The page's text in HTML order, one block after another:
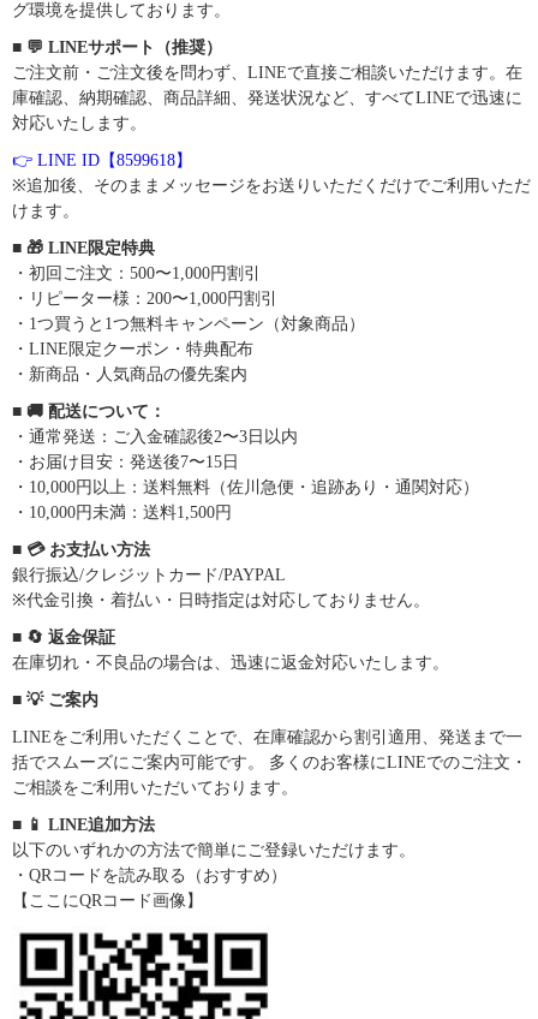
グ環境を提供しております。
■ 💬 LINEサポート（推奨）
ご注文前・ご注文後を問わず、LINEで直接ご相談いただけます。在
庫確認、納期確認、商品詳細、発送状況など、すべてLINEで迅速に
対応いたします。
👉 LINE ID【8599618】
※追加後、そのままメッセージをお送りいただくだけでご利用いただ
けます。
■ 🎁 LINE限定特典
・初回ご注文：500〜1,000円割引
・リピーター様：200〜1,000円割引
・1つ買うと1つ無料キャンペーン（対象商品）
・LINE限定クーポン・特典配布
・新商品・人気商品の優先案内
■ 🚚 配送について：
・通常発送：ご入金確認後2〜3日以内
・お届け目安：発送後7〜15日
・10,000円以上：送料無料（佐川急便・追跡あり・通関対応）
・10,000円未満：送料1,500円
■ 💳 お支払い方法
銀行振込/クレジットカード/PAYPAL
※代金引換・着払い・日時指定は対応しておりません。
■ 🔄 返金保証
在庫切れ・不良品の場合は、迅速に返金対応いたします。
■ 💡 ご案内
LINEをご利用いただくことで、在庫確認から割引適用、発送まで一
括でスムーズにご案内可能です。 多くのお客様にLINEでのご注文・
ご相談をご利用いただいております。
■ 📱 LINE追加方法
以下のいずれかの方法で簡単にご登録いただけます。
・QRコードを読み取る（おすすめ）
【ここにQRコード画像】